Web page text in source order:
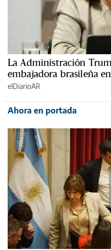
La Administración
embajadora brasileña
elDiarioAR
Ahora en portada